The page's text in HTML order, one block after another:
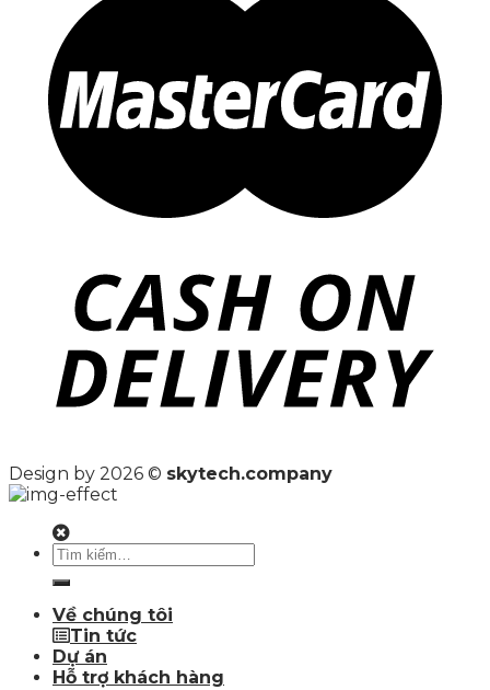
Design by 2026 © skytech.company
Về chúng tôi
Tin tức
Dự án
Hỗ trợ khách hàng